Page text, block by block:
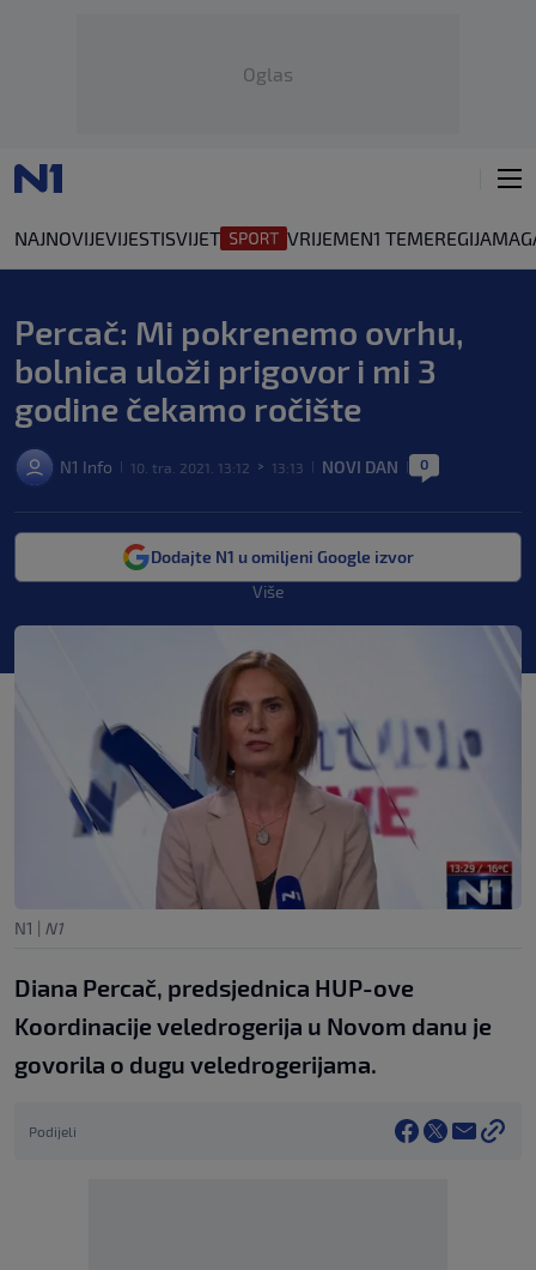
Oglas
NAJNOVIJEVIJESTISVIJET VRIJEMEN1 TEMEREGIJA
Percač: Mi pokrenemo ovrhu,
bolnica uloži prigovor i mi 3
godine čekamo ročište
N1 Info 10. tra. 2021. 13:12 > 13:13 NOVI DAN 0
Dodajte N1 u omiljeni Google izvor
Više
N1 | N1
Diana Percač, predsjednica HUP-ove
Koordinacije veledrogerija u Novom danu je
govorila o dugu veledrogerijama.
Podijeli